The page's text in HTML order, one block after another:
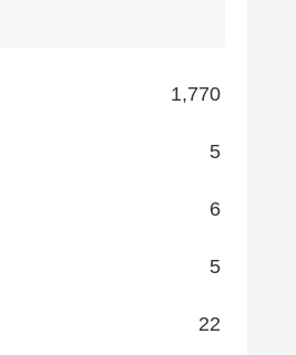
1,770
5
6
5
22